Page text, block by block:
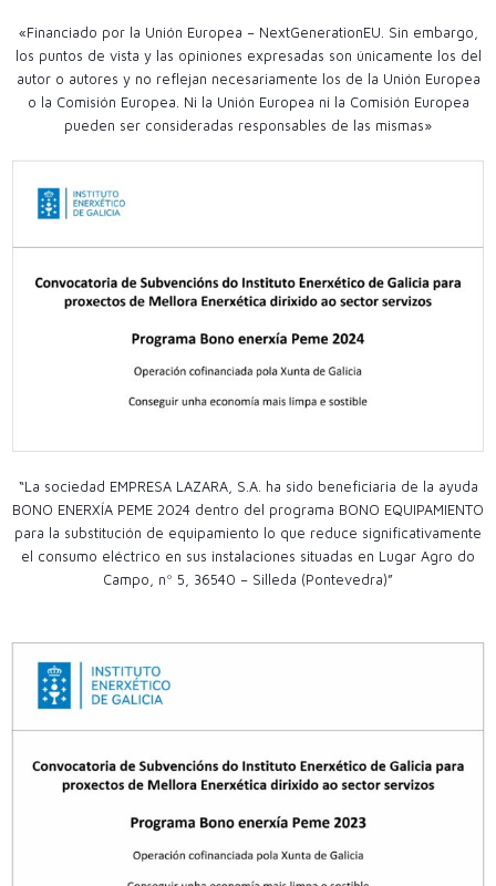
«Financiado por la Unión Europea – NextGenerationEU. Sin embargo,
los puntos de vista y las opiniones expresadas son únicamente los del
autor o autores y no reflejan necesariamente los de la Unión Europea
o la Comisión Europea. Ni la Unión Europea ni la Comisión Europea
pueden ser consideradas responsables de las mismas»
“La sociedad EMPRESA LAZARA, S.A. ha sido beneficiaria de la ayuda
BONO ENERXÍA PEME 2024 dentro del programa BONO EQUIPAMIENTO
para la substitución de equipamiento lo que reduce significativamente
el consumo eléctrico en sus instalaciones situadas en Lugar Agro do
Campo, nº 5, 36540 – Silleda (Pontevedra)”